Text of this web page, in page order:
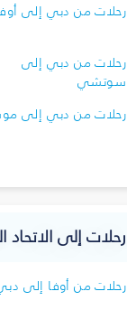
رحلات من دبي إلى
رحلات من دبي إلى
سوتشي
رحلات من دبي إلى
رحلات إلى الاتحاد
رحلات من أوفا إلى